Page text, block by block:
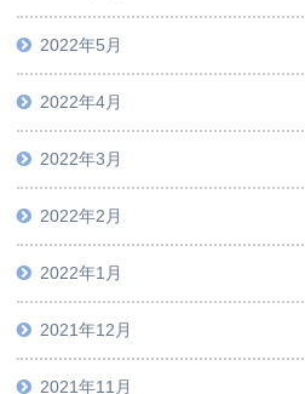
2022年5月
2022年4月
2022年3月
2022年2月
2022年1月
2021年12月
2021年11月